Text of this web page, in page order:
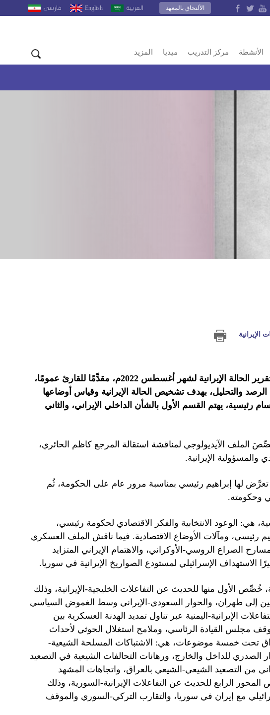
العربية English فارسى الألتحاق بالمعهد
الأنشطة مركز التدريب ميديا المزيد
الإيرانية
أصدر المعهد الدولي للدراسات الإيرانية «رصانة» تقرير الحالة الإيرانية لشهر أغسطس 2022م، مقدِّمًا للقارئ عمومًا،
والتحليل، بهدف تشخيص الحالة الإيرانية وقياس أوضاعها
رئيسية، يهتم القسم الأول بالشأن الداخلي الإيراني، والثاني
الملف الآيديولوجي لمناقشة استقالة المرجع كاظم الحائري،
الإيرانية.
لها إبراهيم رئيسي بمناسبة مرور عام على الحكومة، ثُم
وحكومته.
هي: الوعود الانتخابية والفكر الاقتصادي لحكومة رئيسي،
رئيسي، ومآلات الأوضاع الاقتصادية. فيما ناقش الملف العسكري
الصراع الروسي-الأوكراني، والاهتمام الإيراني المتزايد
الاستهداف الإسرائيلي لمستودع الصواريخ الإيرانية في سوريا.
الأول منها للحديث عن التفاعلات الخليجية-الإيرانية، وذلك
إلى طهران، والحوار السعودي-الإيراني وسط الغموض السياسي
الإيرانية-اليمنية عبر تناول تمديد الهدنة العسكرية بين
مجلس القيادة الرئاسي، وملامح استغلال الحوثي لأحداث
تحت خمسة موضوعات، هي: الاشتباكات المسلحة الشيعية-
الصدري للداخل والخارج، ورهانات التحالفات الشيعية في التصعيد
من التصعيد الشيعي-الشيعي بالعراق، واتجاهات المشهد
الرابع للحديث عن التفاعلات الإيرانية-السورية، وذلك
مع إيران في سوريا، والتقارب التركي-السوري والموقف